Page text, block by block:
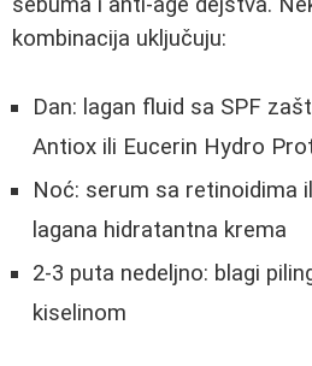
kombinacija uključuju:
Dan: lagan fluid sa SPF
Antiox ili Eucerin Hydro
Noć: serum sa retinoidima
lagana hidratantna krema
2-3 puta nedeljno: blagi
kiselinom